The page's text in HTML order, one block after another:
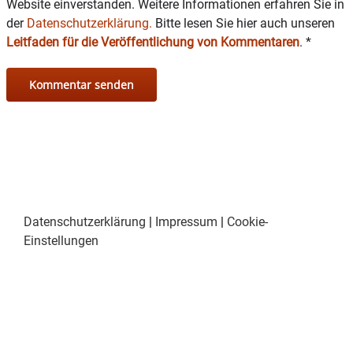
Website einverstanden. Weitere Informationen erfahren Sie in
der Datenschutzerklärung. Bitte lesen Sie hier auch unseren
Leitfaden für die Veröffentlichung von Kommentaren. *
Datenschutzerklärung | Impressum | Cookie-
Einstellungen